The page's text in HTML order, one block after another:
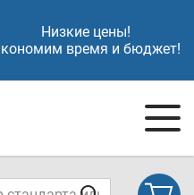
Низкие цены!
время и бюджет!